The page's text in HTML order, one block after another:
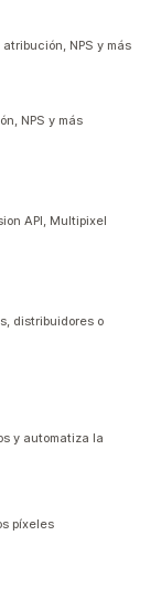
NPS y más
NPS y más
API, Multipixel
distribuidores o
y automatiza la
píxeles